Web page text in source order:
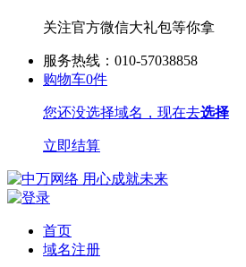
关注官方微信大礼包等你拿
服务热线：010-57038858
购物车0件
您还没选择域名，现在去选择
立即结算
首页
域名注册